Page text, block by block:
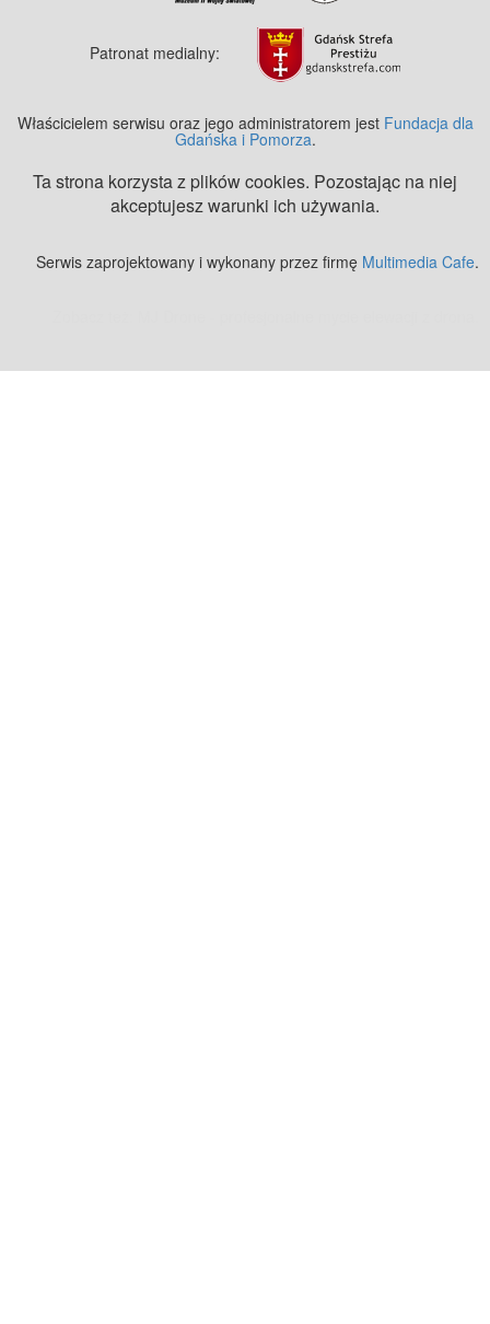
Patronat medialny:
Właścicielem serwisu oraz jego administratorem jest Fundacja dla
Gdańska i Pomorza.
Ta strona korzysta z plików cookies. Pozostając na niej
akceptujesz warunki ich używania.
Serwis zaprojektowany i wykonany przez firmę Multimedia Cafe.